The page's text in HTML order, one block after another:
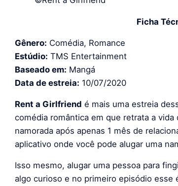
Ficha
Gênero: Comédia, Romance
Estúdio: TMS Entertainment
Baseado em: Mangá
Data de estreia: 10/07/2020
Rent a Girlfriend é mais uma estreia
comédia romântica em que retrata a vida
namorada após apenas 1 mês de
aplicativo onde você pode alugar uma
Isso mesmo, alugar uma pessoa para
algo curioso e no primeiro episódio